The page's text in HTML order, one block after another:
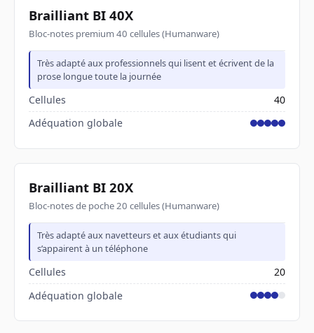
Brailliant BI 40X
Bloc-notes premium 40 cellules (Humanware)
Très adapté aux professionnels qui lisent et écrivent de la
prose longue toute la journée
Cellules
40
Adéquation globale
Brailliant BI 20X
Bloc-notes de poche 20 cellules (Humanware)
Très adapté aux navetteurs et aux étudiants qui
s’appairent à un téléphone
Cellules
20
Adéquation globale